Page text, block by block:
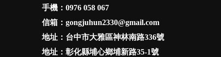
手機： 0976 058 067
信箱： gongjuhun2330@gmail.com
地址： 台中市大雅區神林南路336號
地址： 彰化縣埔心鄉埔新路35-1號